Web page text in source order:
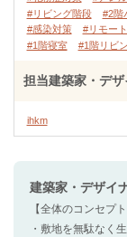
#リビング階段
#2階
#感染対策
#リモー
#1階寝室
#1階リビ
担当建築家・デ
ihkm
建築家・デザイ
【全体のコンセプト
・敷地を無駄なく